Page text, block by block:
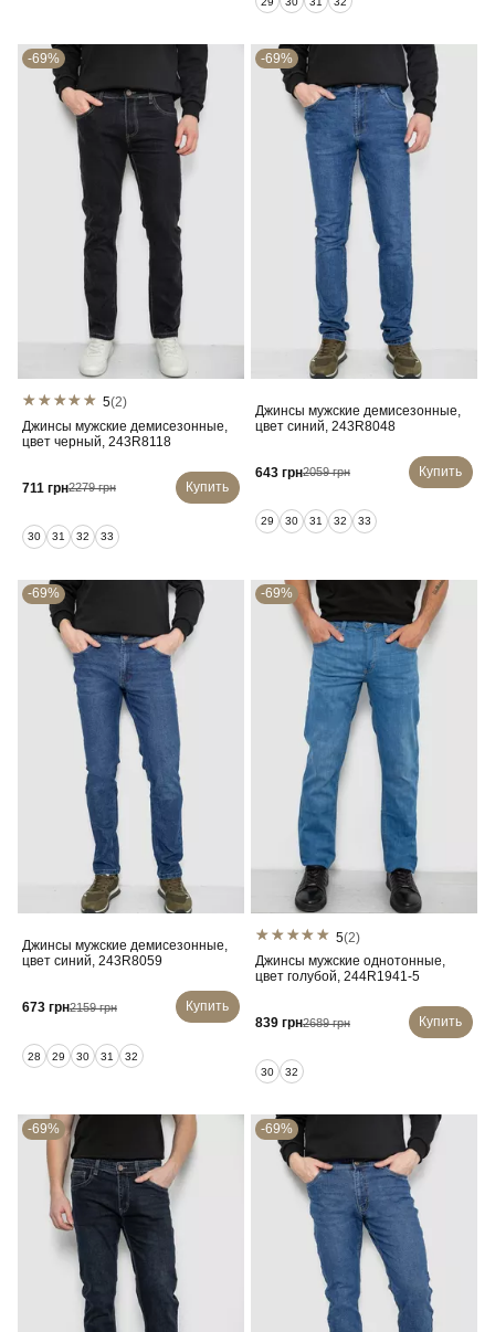
-69%
5(2)
Джинсы мужские демисезонные,
цвет черный, 243R8118
711 грн2279 грн Купить
30 31 32 33
-69%
Джинсы мужские демисезонные,
цвет синий, 243R8048
643 грн2059 грн Купить
29 30 31 32 33
-69%
Джинсы мужские демисезонные,
цвет синий, 243R8059
673 грн2159 грн Купить
28 29 30 31 32
-69%
5(2)
Джинсы мужские однотонные,
цвет голубой, 244R1941-5
839 грн2689 грн Купить
30 32
-69% -69%